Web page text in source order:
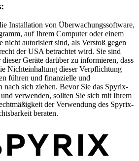
Installation von Überwachungssoftware,
auf Ihrem Computer oder einem
nicht autorisiert sind, als Verstoß gegen
der USA betrachtet wird. Sie sind
Geräte darüber zu informieren, dass
Nichteinhaltung dieser Verpflichtung
führen und finanzielle und
nach sich ziehen. Bevor Sie das Spyrix-
verwenden, sollten Sie sich mit Ihrem
der Verwendung des Spyrix-
beraten.